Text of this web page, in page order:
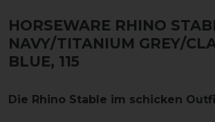
HORSEWARE RHINO
NAVY/TITANIUM GREY/
BLUE, 115
Die Rhino Stable im schicken